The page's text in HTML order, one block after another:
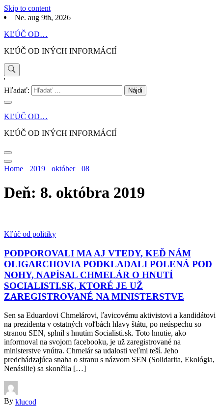
Skip to content
Ne. aug 9th, 2026
KĽÚČ OD…
KĽÚČ OD INÝCH INFORMÁCIÍ
'
Hľadať:
KĽÚČ OD…
KĽÚČ OD INÝCH INFORMÁCIÍ
Home 2019 október 08
Deň: 8. októbra 2019
Kľúč od politiky
PODPOROVALI MA AJ VTEDY, KEĎ NÁM
OLIGARCHOVIA PODKLADALI POLENÁ POD
NOHY, NAPÍSAL CHMELÁR O HNUTÍ
SOCIALISTI.SK, KTORÉ JE UŽ
ZAREGISTROVANÉ NA MINISTERSTVE
Sen sa Eduardovi Chmelárovi, ľavicovému aktivistovi a kandidátovi
na prezidenta v ostatných voľbách hlavy štátu, po neúspechu so
stranou SEN, splnil s hnutím Socialisti.sk. Toto hnutie, ako
informoval na svojom facebooku, je už zaregistrované na
ministerstve vnútra. Chmelár sa udalosti veľmi teší. Jeho
predchádzajúca snaha o stranu s názvom SEN (Solidarita, Ekológia,
Nenásilie) sa skončila […]
By klucod